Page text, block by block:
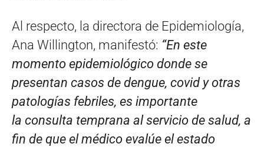
Al respecto, la directora de Epidemiología,
Ana Willington, manifestó: “En este
momento epidemiológico donde se
presentan casos de dengue, covid y otras
patologías febriles, es importante
la consulta temprana al servicio de salud, a
fin de que el médico evalúe el estado